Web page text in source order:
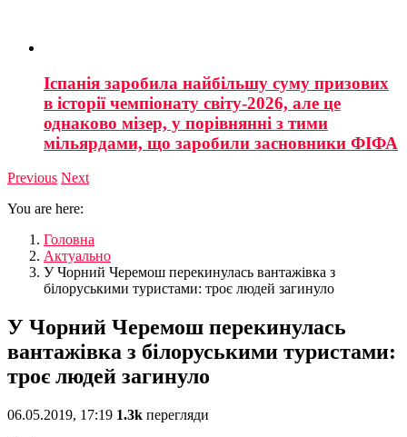
Іспанія заробила найбільшу суму призових
в історії чемпіонату світу-2026, але це
однаково мізер, у порівнянні з тими
мільярдами, що заробили засновники ФІФА
Previous Next
You are here:
Головна
Актуально
У Чорний Черемош перекинулась вантажівка з
білоруськими туристами: троє людей загинуло
У Чорний Черемош перекинулась
вантажівка з білоруськими туристами:
троє людей загинуло
06.05.2019, 17:19 1.3k перегляди